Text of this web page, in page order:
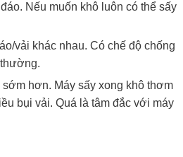
Nếu muốn khô luôn có thể sấy
vải khác nhau. Có chế độ chống
hơn. Máy sấy xong khô thơm
bụi vải. Quá là tâm đắc với máy